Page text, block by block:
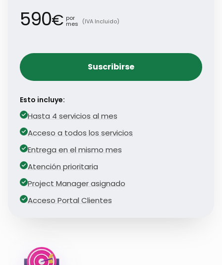
590€ por
mes (IVA Incluido)
Suscribirse
Esto incluye:
Hasta 4 servicios al mes
Acceso a todos los servicios
Entrega en el mismo mes
Atención prioritaria
Project Manager asignado
Acceso Portal Clientes